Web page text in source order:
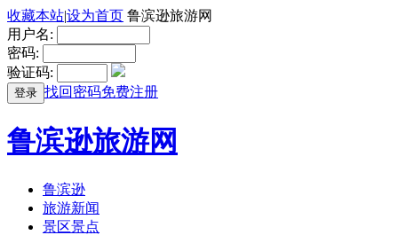
收藏本站|设为首页 鲁滨逊旅游网
用户名:
密码:
验证码:
登录 找回密码免费注册
鲁滨逊旅游网
鲁滨逊
旅游新闻
景区景点